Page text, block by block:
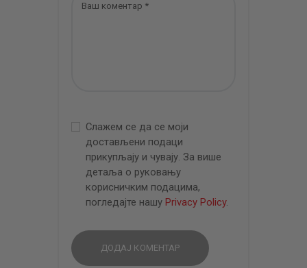
Слажем се да се моји
достављени подаци
прикупљају и чувају. За више
детаља о руковању
корисничким подацима,
погледајте нашу Privacy Policy.